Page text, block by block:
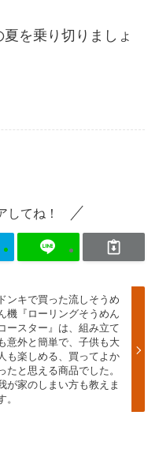
を乗り切りましょ
してね！
ドンキで買った流しそうめ
機『ローリングそうめん
ースター』は、組み立て
意外と簡単で、子供も大
も楽しめる、買ってよか
たと思える商品でした。
が家のしまい方も教えま
。